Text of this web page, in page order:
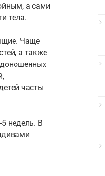
а сами
тела.
Чаще
а также
часты
5 недель. В